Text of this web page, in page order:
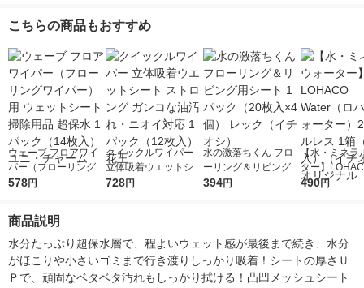
こちらの商品もおすすめ
ウェーブ フロアワイ
パー（フローリングワ
イパー）用 ウェット
ユニ・チャーム
578円
クイックルワイパー
立体吸着ウエットシー
ト ストロング ガンコ
728円
水の激落ちくん フロ
ーリング＆リビング用
シート 1パック（20枚
394円
【水・ミネラ
ター】
r（ロハコウ
490円
商品説明
水分たっぷり超保水層で、程よいウェット感が最後まで続き、水分
がほこりや小さいゴミまで行き渡りしっかり吸着！シートの厚さＵ
Ｐで、頑固なベタベタ汚れもしっかり拭ける！凸凹メッシュシート